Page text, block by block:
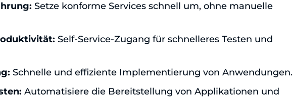
Setze konforme Services schnell um, ohne manuelle
Self-Service-Zugang für schnelleres Testen und
Schnelle und effiziente Implementierung von Anwendungen.
Automatisiere die Bereitstellung von Applikationen und